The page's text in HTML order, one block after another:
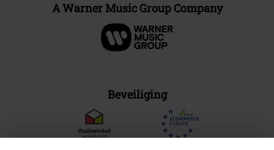
A Warner Music Group Company
Beveiliging